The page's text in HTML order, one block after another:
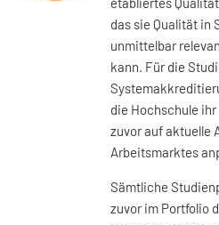
das sie Qualität in
unmittelbar
kann. Für die
die Hochschule
zuvor auf aktuelle
Arbeitsmarktes
Sämtliche
zuvor im Portfolio